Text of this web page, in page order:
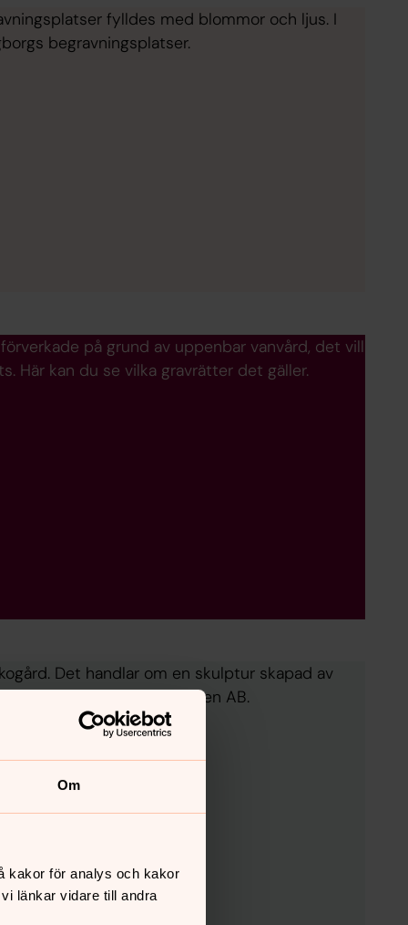
Om
kakor för analys och kakor
länkar vidare till andra
fylldes med blommor och ljus. I
begravningsplatser.
på grund av uppenbar vanvård, det vill
Här kan du se vilka gravrätter det gäller.
Det handlar om en skulptur skapad av
Food Manufacturing Sweden AB.